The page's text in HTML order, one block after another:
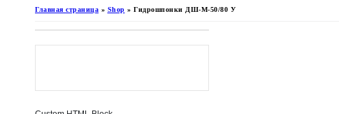
Главная страница » Shop » Гидрошпонки ДШ-М-50/80 У